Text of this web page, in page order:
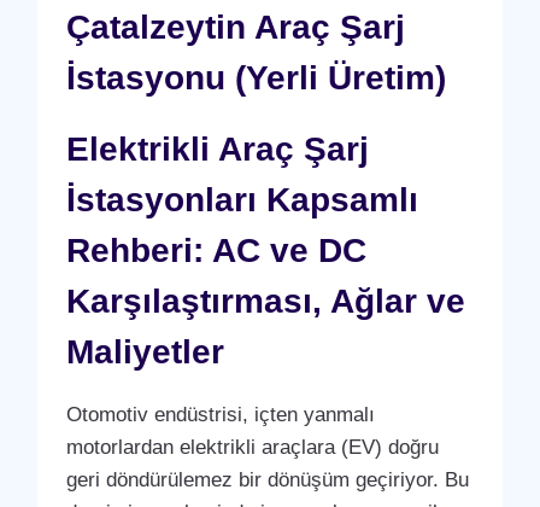
Çatalzeytin Araç Şarj
İstasyonu (Yerli Üretim)
Elektrikli Araç Şarj
İstasyonları Kapsamlı
Rehberi: AC ve DC
Karşılaştırması, Ağlar ve
Maliyetler
Otomotiv endüstrisi, içten yanmalı
motorlardan elektrikli araçlara (EV) doğru
geri döndürülemez bir dönüşüm geçiriyor. Bu